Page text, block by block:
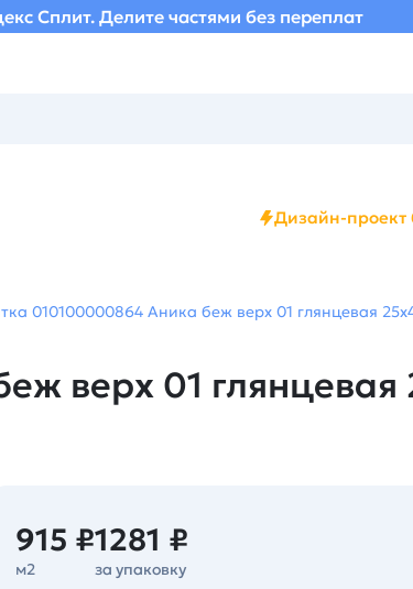
Сплит. Делите частями без переплат
Дизайн-проект
010100000864 Аника беж верх 01 глянцевая
верх 01
915 ₽
м2
1281 ₽
за упаковку